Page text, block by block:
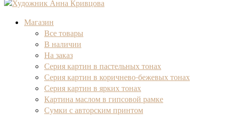
Художник Анна Кривцова
Оригинальные картины маслом
Магазин
Все товары
В наличии
На заказ
Серия картин в пастельных тонах
Серия картин в коричнево-бежевых тонах
Серия картин в ярких тонах
Картина маслом в гипсовой рамке
Сумки с авторским принтом